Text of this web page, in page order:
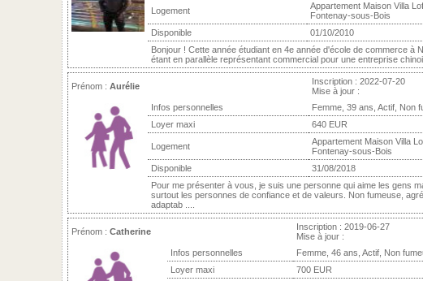
Logement
Appartement Maison Villa
Fontenay-sous-Bois
Disponible
01/10/2010
Bonjour ! Cette année étudiant en 4e année d'école de commerce à
étant en parallèle représentant commercial pour une entreprise
Prénom : Aurélie
Inscription : 2022-07-20
Mise à jour :
Infos personnelles
Femme, 39 ans, Actif, Non
Loyer maxi 640 EUR
Logement
Appartement Maison Villa
Fontenay-sous-Bois
Disponible
31/08/2018
Pour me présenter à vous, je suis une personne qui aime les gens
surtout les personnes de confiance et de valeurs. Non fumeuse,
adaptab ....
Prénom : Catherine
Inscription : 2019-06-27
Mise à jour :
Infos personnelles
Femme, 46 ans, Actif, Non
Loyer maxi 700 EUR